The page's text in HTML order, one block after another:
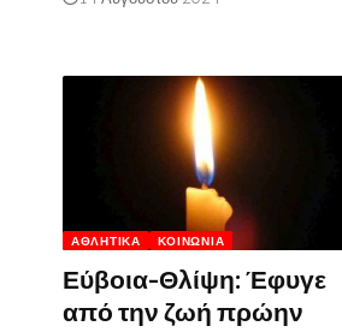
ΑΘΛΗΤΙΚΆ ΚΟΙΝΩΝΊΑ
Εύβοια-Θλίψη: Έφυγε
από την ζωή πρώην